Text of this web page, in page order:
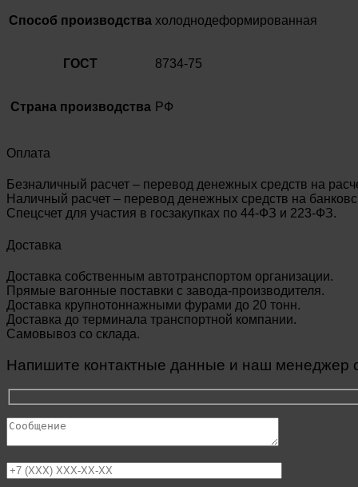
Способ производства холоднодеформированная
ГОСТ 8734-75
Страна производства РФ
Оплата
Безналичный расчет – перевод денежных средств на
Наличный расчет – перевод денежных средств на
Спецсчет для участия в госзакупках по 44-ФЗ и 223-ФЗ.
Доставка
Доставка собственным автотранспортом организации.
Прямые вагонные поставки с завода-производителя.
Доставка крупнотоннажными фурами до 20 тонн.
Доставка до терминала транспортной компании.
Самовывоз со склада.
Напишите контактные данные и наш менеджер